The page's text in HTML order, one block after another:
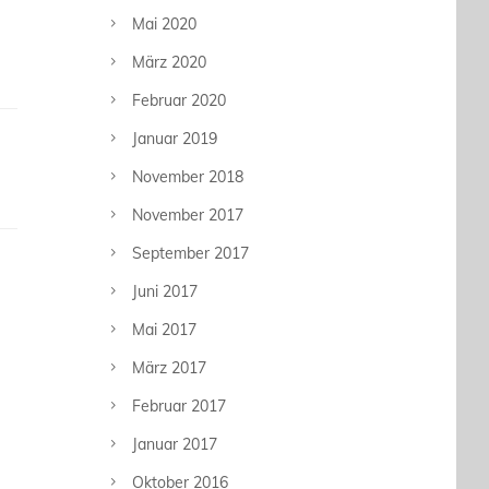
Mai 2020
März 2020
Februar 2020
Januar 2019
November 2018
November 2017
September 2017
Juni 2017
Mai 2017
März 2017
Februar 2017
Januar 2017
Oktober 2016